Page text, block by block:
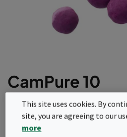
CamPure 10
CamPure 10 is een
adsorptiemiddel op basis
aluminiumoxide,
This site uses cookies. By
site, you are agreeing to our
more